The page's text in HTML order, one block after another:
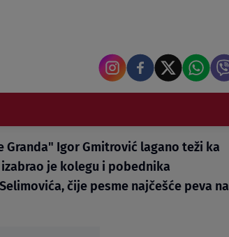
Igor Gmitrović lagano teži ka
je kolegu i pobednika
čije pesme najčešće peva na